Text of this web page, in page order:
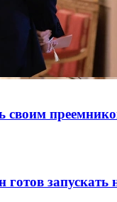
своим
запускать